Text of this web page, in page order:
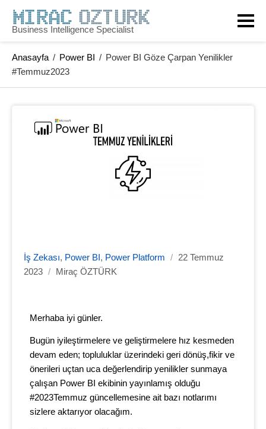
Business Intelligence Specialist
Anasayfa / Power BI / Power BI Göze Çarpan Yenilikler
#Temmuz2023
İş Zekası, Power BI , Power Platform / 22 Temmuz
2023 / Miraç ÖZTÜRK
Merhaba iyi günler.
Bugün iyileştirmelere ve geliştirmelere hız kesmeden
devam eden; topluluklar üzerindeki geri dönüş,fikir ve
önerileri uçtan uca değerlendirip yenilikler sunmaya
çalışan Power BI ekibinin yayınlamış olduğu
#2023Temmuz güncellemesine ait bazı notlarımı
sizlere aktarıyor olacağım.